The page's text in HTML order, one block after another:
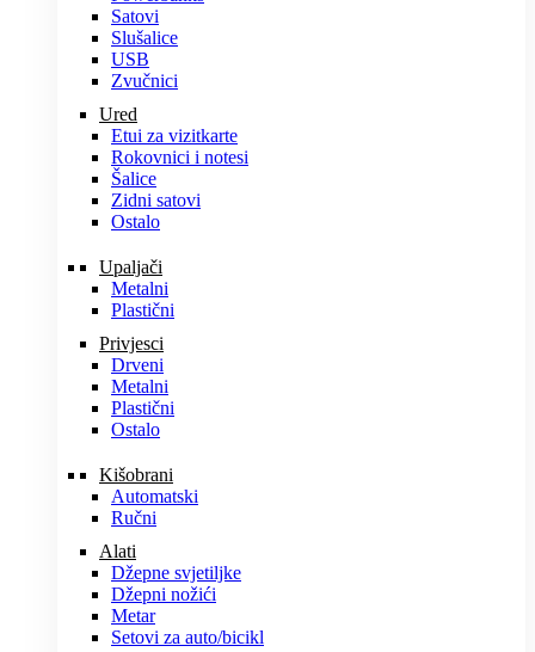
Satovi
Slušalice
USB
Zvučnici
Ured
Etui za vizitkarte
Rokovnici i notesi
Šalice
Zidni satovi
Ostalo
Upaljači
Metalni
Plastični
Privjesci
Drveni
Metalni
Plastični
Ostalo
Kišobrani
Automatski
Ručni
Alati
Džepne svjetiljke
Džepni nožići
Metar
Setovi za auto/bicikl